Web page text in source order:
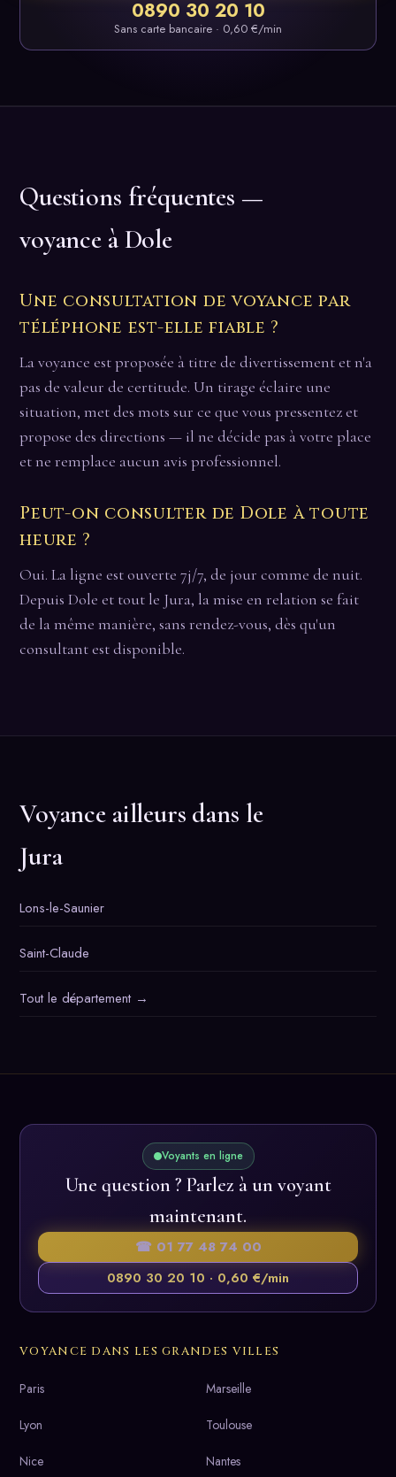
0890 30 20 10
Sans carte bancaire · 0,60 €/min
Questions fréquentes —
voyance à Dole
Une consultation de voyance par
téléphone est-elle fiable ?
La voyance est proposée à titre de divertissement et n'a
pas de valeur de certitude. Un tirage éclaire une
situation, met des mots sur ce que vous pressentez et
propose des directions — il ne décide pas à votre place
et ne remplace aucun avis professionnel.
Peut-on consulter de Dole à toute
heure ?
Oui. La ligne est ouverte 7j/7, de jour comme de nuit.
Depuis Dole et tout le Jura, la mise en relation se fait
de la même manière, sans rendez-vous, dès qu'un
consultant est disponible.
Voyance ailleurs dans le
Jura
Lons-le-Saunier
Saint-Claude
Tout le département →
Voyants en ligne
Une question ? Parlez à un voyant
maintenant.
☎ 01 77 48 74 00
0890 30 20 10 · 0,60 €/min
VOYANCE DANS LES GRANDES VILLES
Paris Marseille
Lyon Toulouse
Nice Nantes